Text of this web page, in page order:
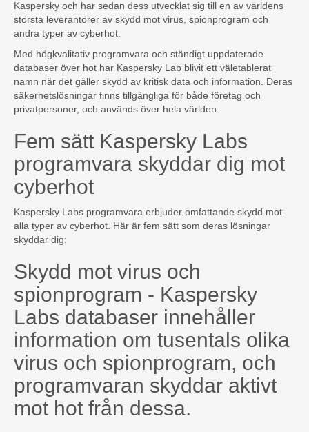
Kaspersky och har sedan dess utvecklat sig till en av världens
största leverantörer av skydd mot virus, spionprogram och
andra typer av cyberhot.
Med högkvalitativ programvara och ständigt uppdaterade
databaser över hot har Kaspersky Lab blivit ett väletablerat
namn när det gäller skydd av kritisk data och information. Deras
säkerhetslösningar finns tillgängliga för både företag och
privatpersoner, och används över hela världen.
Fem sätt Kaspersky Labs
programvara skyddar dig mot
cyberhot
Kaspersky Labs programvara erbjuder omfattande skydd mot
alla typer av cyberhot. Här är fem sätt som deras lösningar
skyddar dig:
Skydd mot virus och
spionprogram - Kaspersky
Labs databaser innehåller
information om tusentals olika
virus och spionprogram, och
programvaran skyddar aktivt
mot hot från dessa.